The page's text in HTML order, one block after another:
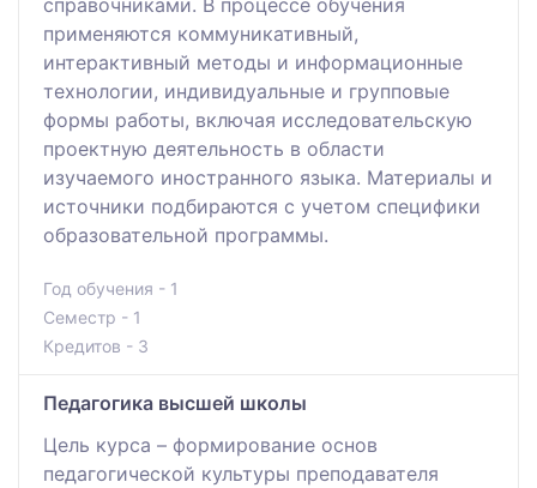
справочниками. В процессе обучения
применяются коммуникативный,
интерактивный методы и информационные
технологии, индивидуальные и групповые
формы работы, включая исследовательскую
проектную деятельность в области
изучаемого иностранного языка. Материалы и
источники подбираются с учетом специфики
образовательной программы.
Год обучения - 1
Семестр - 1
Кредитов - 3
Педагогика высшей школы
Цель курса – формирование основ
педагогической культуры преподавателя